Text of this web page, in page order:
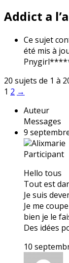
Addict a
Ce sujet
été mis à
20 sujets de 1 à
1 2 →
Auteur
Messages
9
Alixmarie
Participant
Hello tous
Tout est
Je suis
Je me
bien je le
Des idées
10